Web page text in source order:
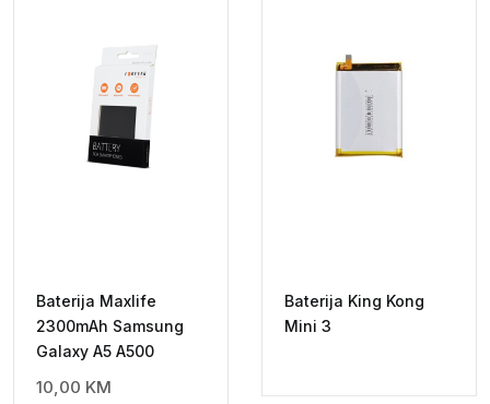
Baterija Maxlife
2300mAh Samsung
Galaxy A5 A500
10,00 KM
Baterija King Kong
Mini 3